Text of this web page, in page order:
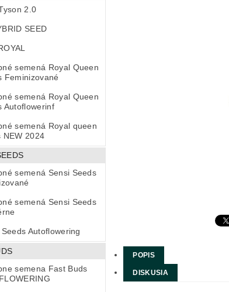
2.0
SEED
semená Royal Queen
Feminizované
semená Royal Queen
Autoflowerinf
semená Royal queen
NEW 2024
semená Sensi Seeds
semená Sensi Seeds
Seeds Autoflowering
semena Fast Buds
POPIS
DISKUSIA